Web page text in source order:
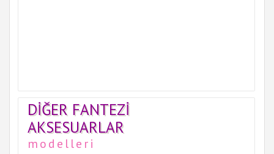
DIĞER FANTEZI
AKSESUARLAR
modelleri